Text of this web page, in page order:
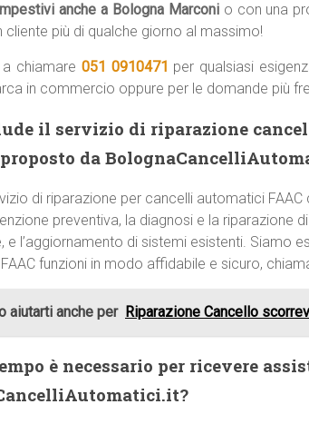
anche a Bologna Marconi o con una
cliente più di qualche giorno al massimo!
chiamare 051 0910471 per qualsiasi
in commercio oppure per le domande più
il servizio di riparazione
da
di riparazione per cancelli automatici FAAC
preventiva, la diagnosi e la riparazione
e l’aggiornamento di sistemi esistenti. Siamo
funzioni in modo affidabile e sicuro,
aiutarti anche per Riparazione Cancello
è necessario per ricevere